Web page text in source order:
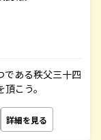
である秩父三十四
こう。
詳細を見る